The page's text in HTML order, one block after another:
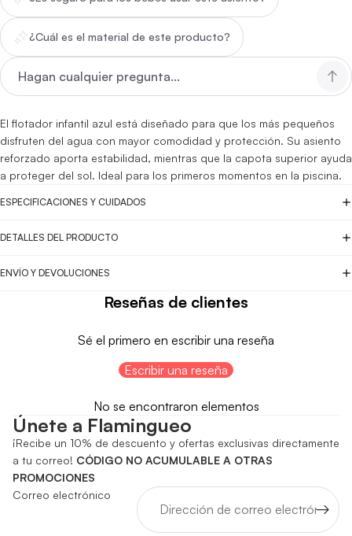
¿Cuál es el material de este producto?
El flotador infantil azul está diseñado para que los más pequeños
disfruten del agua con mayor comodidad y protección. Su asiento
reforzado aporta estabilidad, mientras que la capota superior ayuda
a proteger del sol. Ideal para los primeros momentos en la piscina.
ESPECIFICACIONES Y CUIDADOS
DETALLES DEL PRODUCTO
ENVÍO Y DEVOLUCIONES
Reseñas de clientes
Sé el primero en escribir una reseña
Escribir una reseña
No se encontraron elementos
Únete a Flamingueo
¡Recibe un 10% de descuento y ofertas exclusivas directamente
a tu correo! CÓDIGO NO ACUMULABLE A OTRAS
PROMOCIONES
Correo electrónico